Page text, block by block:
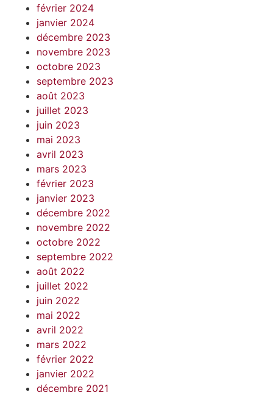
février 2024
janvier 2024
décembre 2023
novembre 2023
octobre 2023
septembre 2023
août 2023
juillet 2023
juin 2023
mai 2023
avril 2023
mars 2023
février 2023
janvier 2023
décembre 2022
novembre 2022
octobre 2022
septembre 2022
août 2022
juillet 2022
juin 2022
mai 2022
avril 2022
mars 2022
février 2022
janvier 2022
décembre 2021